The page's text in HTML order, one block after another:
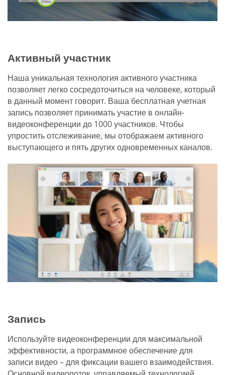
Активный участник
Наша уникальная технология активного участника
позволяет легко сосредоточиться на человеке, который
в данный момент говорит. Ваша бесплатная учетная
запись позволяет принимать участие в онлайн-
видеоконференции до 1000 участников. Чтобы
упростить отслеживание, мы отображаем активного
выступающего и пять других одновременных каналов.
Запись
Используйте видеоконференции для максимальной
эффективности, а программное обеспечение для
записи видео – для фиксации вашего взаимодействия.